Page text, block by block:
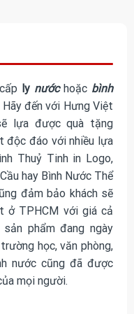
ly nướchoặc bình
đến với Hưng Việt
lựa được quà tặng
độc đáo với nhiều lựa
Thuỷ Tinh in Logo,
hay Bình Nước Thể
đảm bảo khách sẽ
ở TPHCM với giá cả
phẩm đang ngày
học, văn phòng,
nước cũng đã được
mọi người.